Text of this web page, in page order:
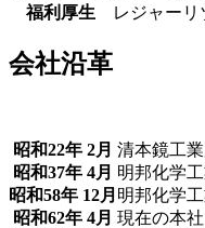
福利厚生
レジャー
会社沿革
昭和22年 2月 清本鏡工業
昭和37年 4月 明邦化学
昭和58年 12月 明邦化学
昭和62年 4月 現在の本